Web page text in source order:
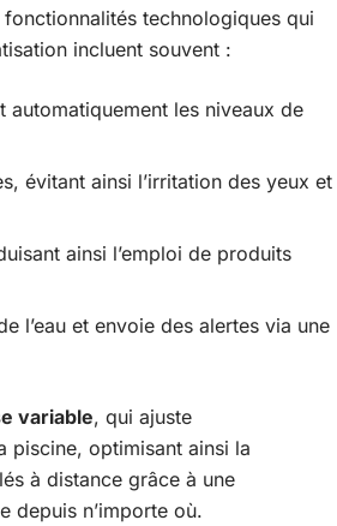
technologiques qui
incluent souvent :
automatiquement les niveaux de
évitant ainsi l’irritation des yeux et
ainsi l’emploi de produits
l’eau et envoie des alertes via une
variable, qui ajuste
piscine, optimisant ainsi la
à distance grâce à une
depuis n’importe où.